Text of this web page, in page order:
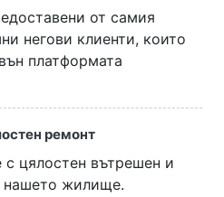
от самия
негови клиенти, които
платформата
ремонт
с цялостен вътрешен и
нашето жилище.